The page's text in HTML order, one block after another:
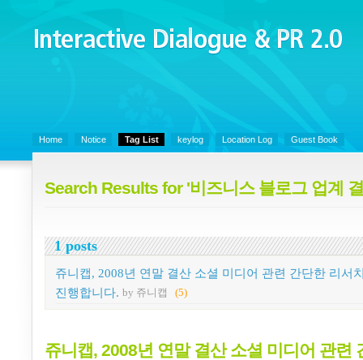
Interactive Dialogue &
PR 2.0
Home Notice Tag List keylog Location Log Guest Book
Search Results for '비즈니스 블로그 업계
1 posts
쥬니캡, 2008년 연말 결산 소셜 미디어 관련 간단한 리서
진행합니다. by 쥬니캡 (5)
쥬니캡, 2008년 연말 결산 소셜 미디어 관련